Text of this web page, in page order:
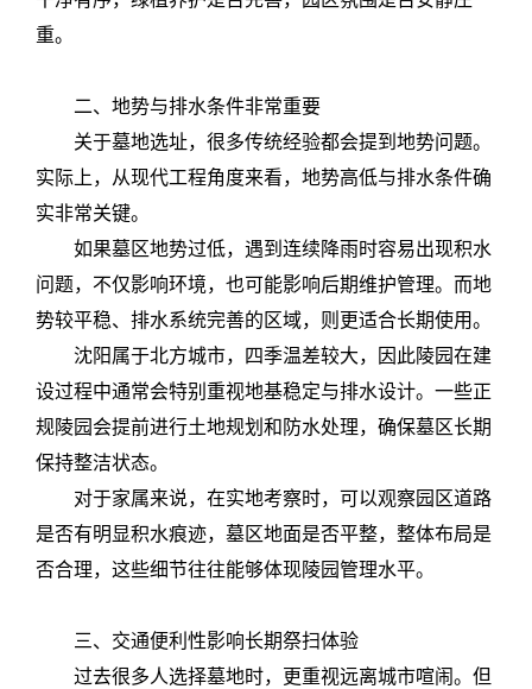
重。
二、地势与排水条件非常重要
关于墓地选址，很多传统经验都会提到地势问题。
实际上，从现代工程角度来看，地势高低与排水条件确
实非常关键。
如果墓区地势过低，遇到连续降雨时容易出现积水
问题，不仅影响环境，也可能影响后期维护管理。而地
势较平稳、排水系统完善的区域，则更适合长期使用。
沈阳属于北方城市，四季温差较大，因此陵园在建
设过程中通常会特别重视地基稳定与排水设计。一些正
规陵园会提前进行土地规划和防水处理，确保墓区长期
保持整洁状态。
对于家属来说，在实地考察时，可以观察园区道路
是否有明显积水痕迹，墓区地面是否平整，整体布局是
否合理，这些细节往往能够体现陵园管理水平。
三、交通便利性影响长期祭扫体验
过去很多人选择墓地时，更重视远离城市喧闹。但